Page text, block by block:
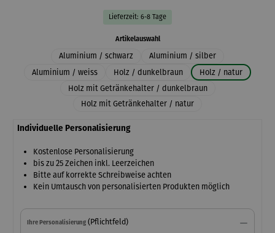
Lieferzeit: 6-8 Tage
Artikelauswahlauswählen
Aluminium / schwarz
Aluminium / silber
Aluminium / weiss
Holz / dunkelbraun
Holz / natur
Holz mit Getränkehalter / dunkelbraun
Holz mit Getränkehalter / natur
Individuelle Personalisierung
Kostenlose Personalisierung
bis zu 25 Zeichen inkl. Leerzeichen
Bitte auf korrekte Schreibweise achten
Kein Umtausch von personalisierten Produkten möglich
Ihre Personalisierung (Pflichtfeld)